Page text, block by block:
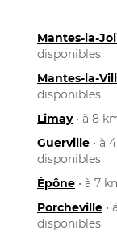
Mantes-la-
disponibles
Mantes-la-
disponibles
Limay• à 8
Guerville • à
disponibles
Épône • à 7
Porcheville •
disponibles